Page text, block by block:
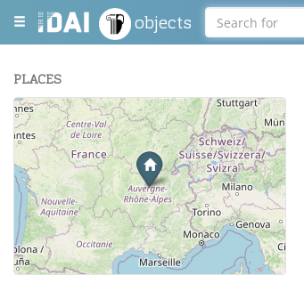
objects
PLACES
+
−
Leaflet| Maps and Data © OpenStreetMap.